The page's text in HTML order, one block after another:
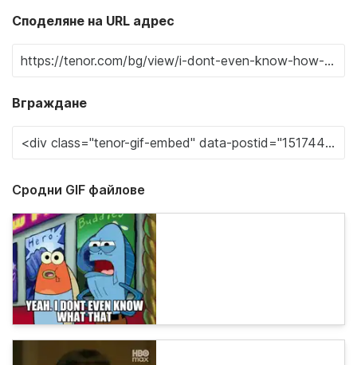
Споделяне на URL адрес
Вграждане
Сродни GIF файлове